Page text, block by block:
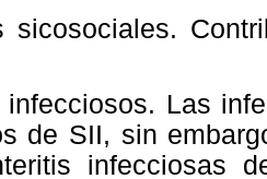
sicosociales.
infecciosos. Las
de SII, sin
infecciosas